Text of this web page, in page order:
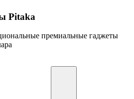
Pitaka
премиальные гаджеты